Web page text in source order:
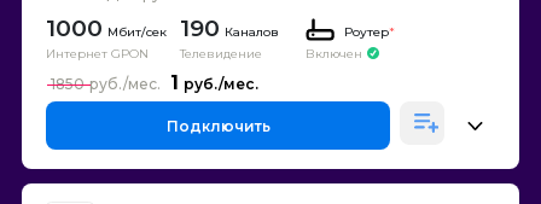
1000
Интернет GPON
190 Каналов
Телевидение
Роутер*
Включен
1
1850
Подключить